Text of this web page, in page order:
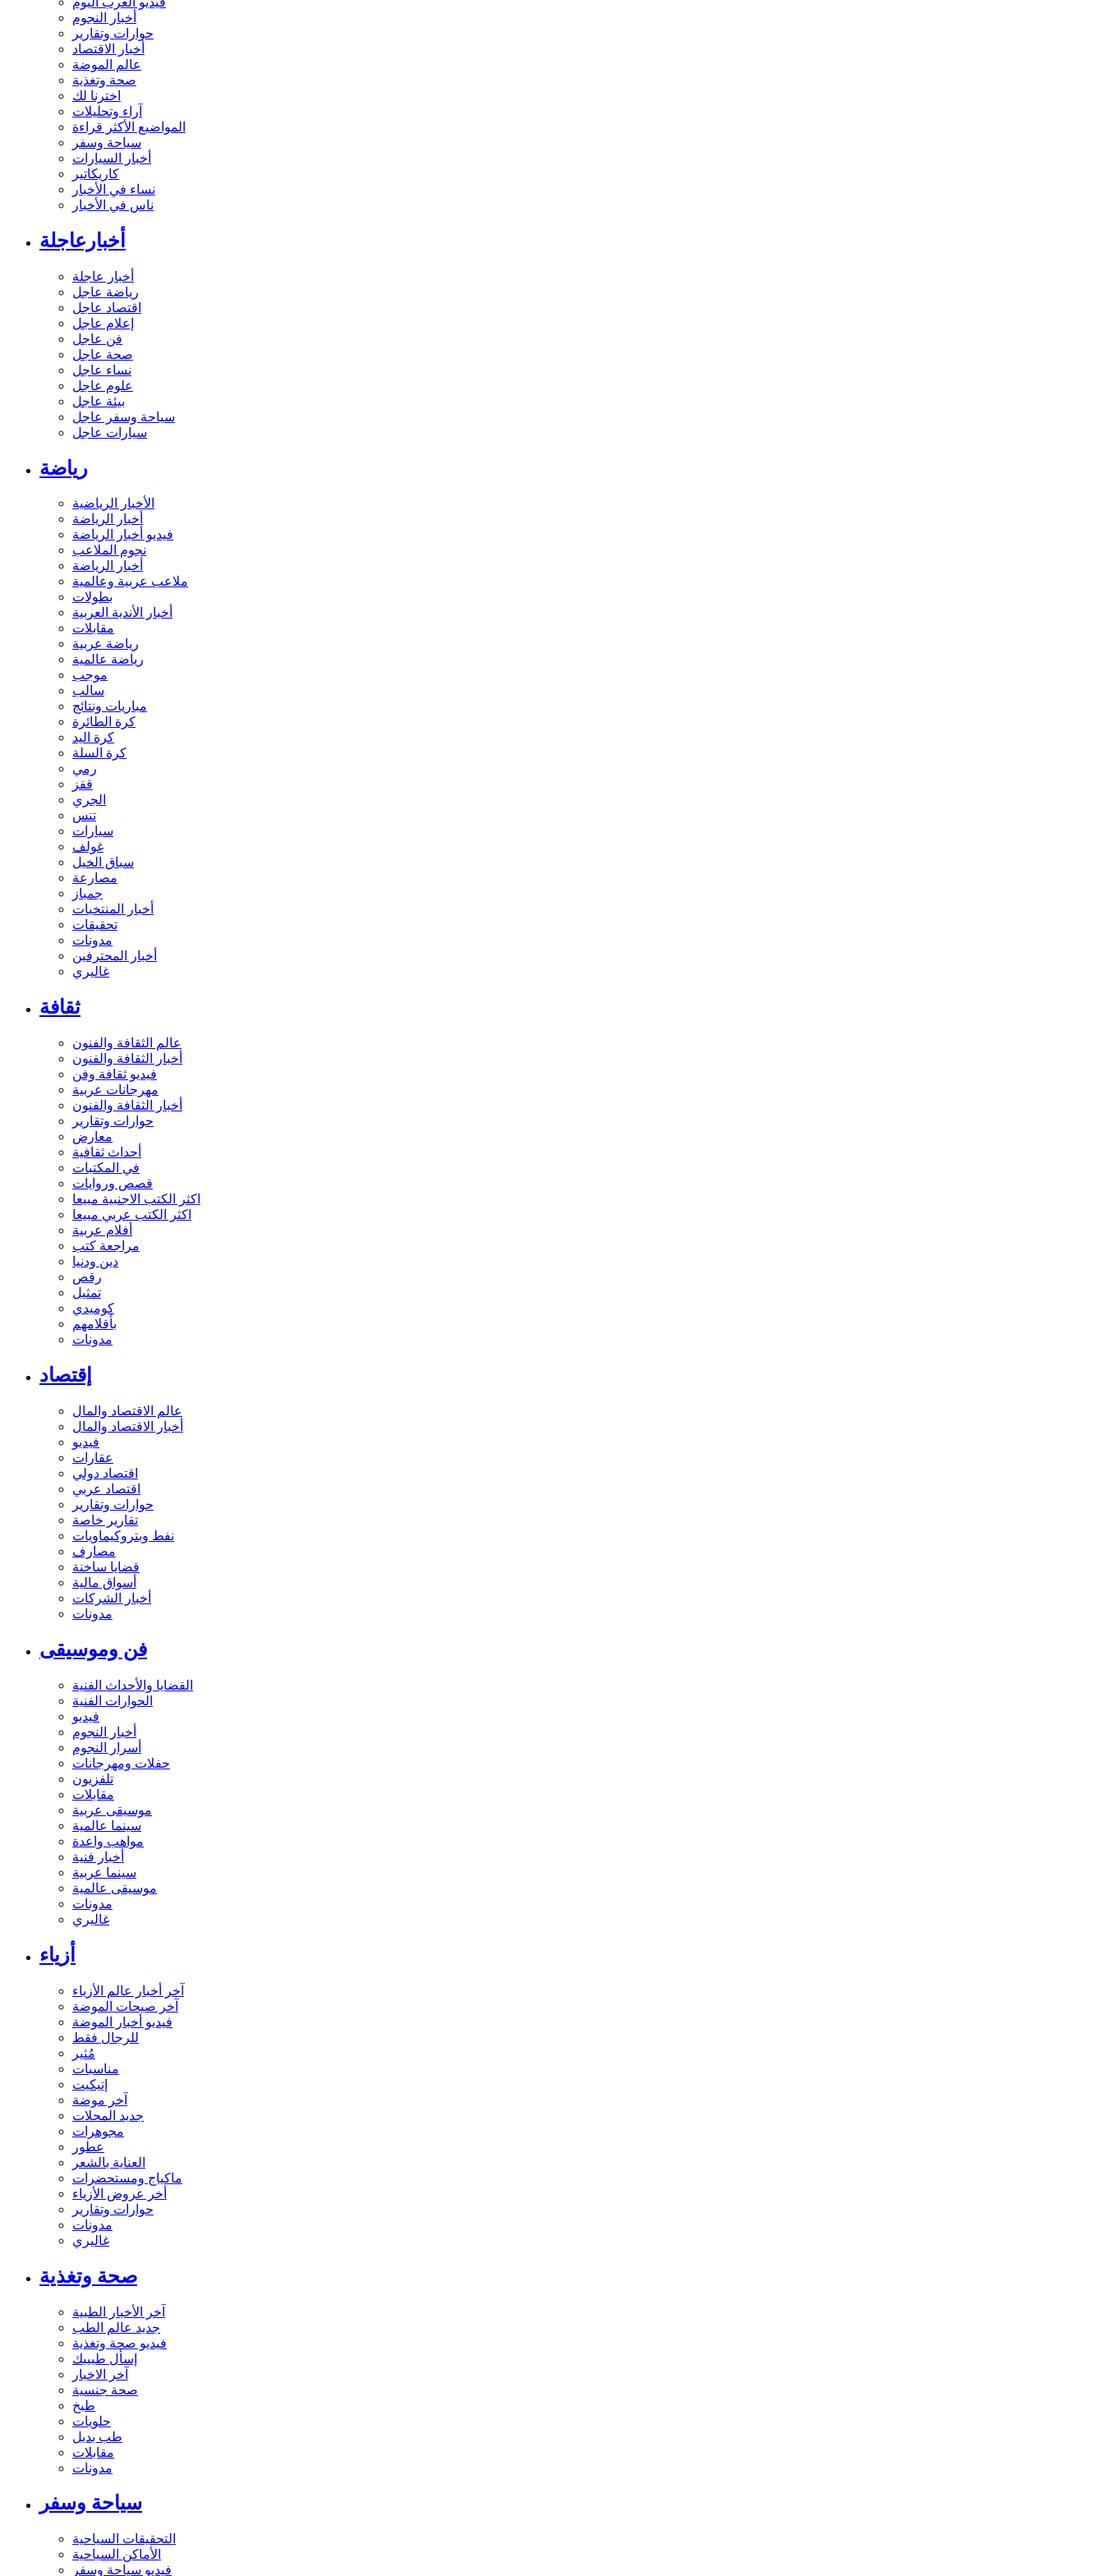
أخبار النجوم
حوارات وتقارير
أخبار الاقتصاد
عالم الموضة
صحة وتغذية
اخترنا لك
آراء وتحليلات
المواضيع الأكثر قراءة
سياحة وسفر
أخبار السيارات
كاريكاتير
نساء في الأخبار
ناس في الأخبار
أخبارعاجلة
أخبار عاجلة
رياضة عاجل
اقتصاد عاجل
إعلام عاجل
فن عاجل
صحة عاجل
نساء عاجل
علوم عاجل
بيئة عاجل
سياحة وسفر عاجل
سيارات عاجل
رياضة
الأخبار الرياضية
أخبار الرياضة
فيديو أخبار الرياضة
نجوم الملاعب
أخبار الرياضة
ملاعب عربية وعالمية
بطولات
أخبار الأندية العربية
مقابلات
رياضة عربية
رياضة عالمية
موجب
سالب
مباريات ونتائج
كرة الطائرة
كرة اليد
كرة السلة
رمي
قفز
الجري
تنس
سيارات
غولف
سباق الخيل
مصارعة
جمباز
أخبار المنتخبات
تحقيقات
مدونات
أخبار المحترفين
غاليري
ثقافة
عالم الثقافة والفنون
أخبار الثقافة والفنون
فيديو ثقافة وفن
مهرجانات عربية
أخبار الثقافة والفنون
حوارات وتقارير
معارض
أحداث ثقافية
في المكتبات
قصص وروايات
اكثر الكتب الاجنبية مبيعا
اكثر الكتب عربي مبيعا
أفلام عربية
مراجعة كتب
دين ودنيا
رقص
تمثيل
كوميدي
بأقلامهم
مدونات
إقتصاد
عالم الاقتصاد والمال
أخبار الاقتصاد والمال
فيديو
عقارات
اقتصاد دولي
اقتصاد عربي
حوارات وتقارير
تقارير خاصة
نفط وبتروكيماويات
مصارف
قضايا ساخنة
أسواق مالية
أخبار الشركات
مدونات
فن وموسيقى
القضايا والأحداث الفنية
الحوارات الفنية
فيديو
أخبار النجوم
أسرار النجوم
حفلات ومهرجانات
تلفزيون
مقابلات
موسيقى عربية
سينما عالمية
مواهب واعدة
أخبار فنية
سينما عربية
موسيقى عالمية
مدونات
غاليري
أزياء
آخر أخبار عالم الأزياء
آخر صيحات الموضة
فيديو أخبار الموضة
للرجال فقط
مُثير
مناسبات
إتيكيت
آخر موضة
جديد المحلات
مجوهرات
عطور
العناية بالشعر
ماكياج ومستحضرات
أخر عروض الأزياء
حوارات وتقارير
مدونات
غاليري
صحة وتغذية
آخر الأخبار الطبية
جديد عالم الطب
فيديو صحة وتغذية
إسأل طبيبك
آخر الاخبار
صحة جنسية
طبخ
حلويات
طب بديل
مقابلات
مدونات
سياحة وسفر
التحقيقات السياحية
الأماكن السياحية
فيديو سياحة وسفر